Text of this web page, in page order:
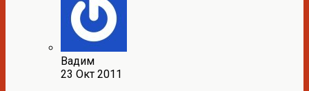
Вадим
23 Окт 2011